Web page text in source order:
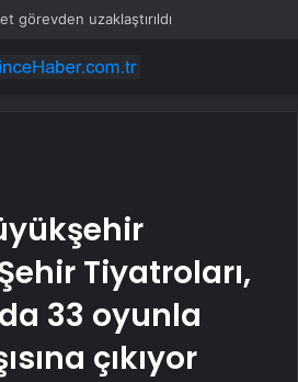
görevden uzaklaştırıldı
Tiyatroları,
33 oyunla
çıkıyor